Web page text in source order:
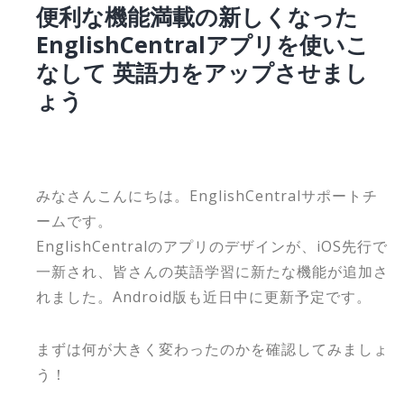
便利な機能満載の新しくなった
EnglishCentralアプリを使いこ
なして 英語力をアップさせまし
ょう
みなさんこんにちは。EnglishCentralサポートチ
ームです。
EnglishCentralのアプリのデザインが、iOS先行で
一新され、皆さんの英語学習に新たな機能が追加さ
れました。Android版も近日中に更新予定です。
まずは何が大きく変わったのかを確認してみましょ
う！